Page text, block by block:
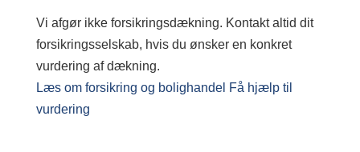
Vi afgør ikke forsikringsdækning. Kontakt altid dit
forsikringsselskab, hvis du ønsker en konkret
vurdering af dækning.
Læs om forsikring og bolighandel Få hjælp til
vurdering